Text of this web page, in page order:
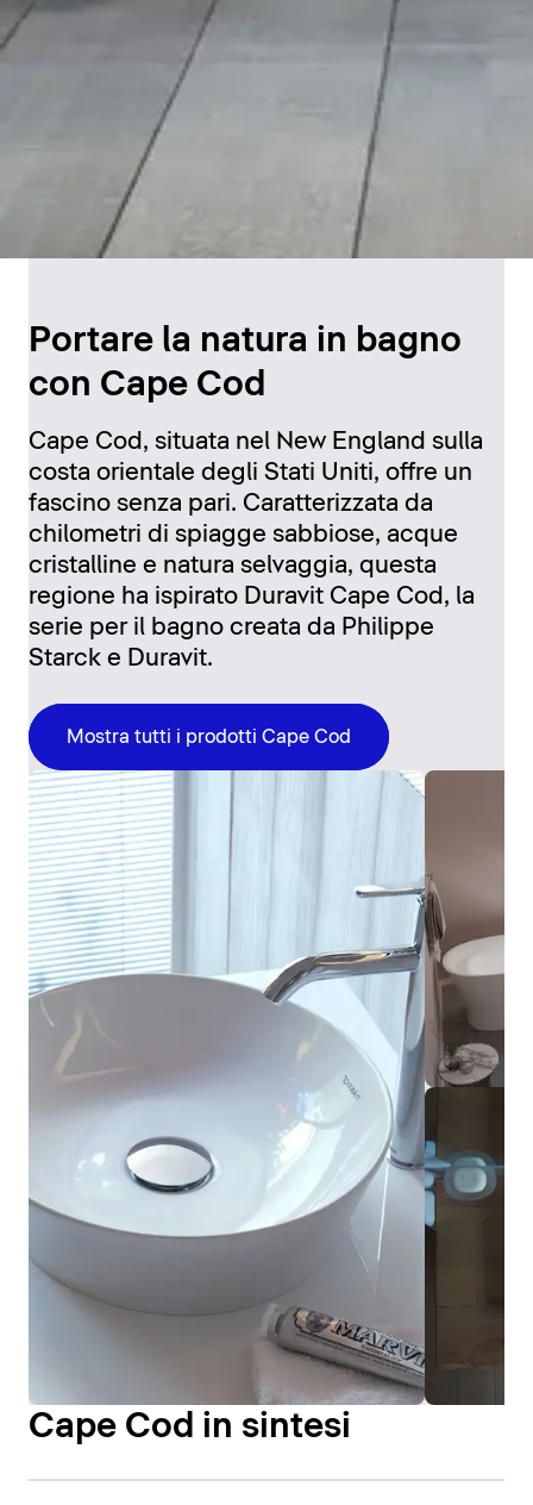
Portare la natura in bagno
con Cape Cod
Cape Cod, situata nel New England sulla
costa orientale degli Stati Uniti, offre un
fascino senza pari. Caratterizzata da
chilometri di spiagge sabbiose, acque
cristalline e natura selvaggia, questa
regione ha ispirato Duravit Cape Cod, la
serie per il bagno creata da Philippe
Starck e Duravit.
Mostra tutti i prodotti Cape Cod
Cape Cod in sintesi